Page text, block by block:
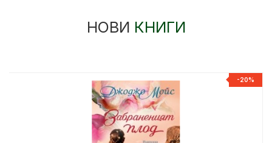
НОВИ КНИГИ
-20%